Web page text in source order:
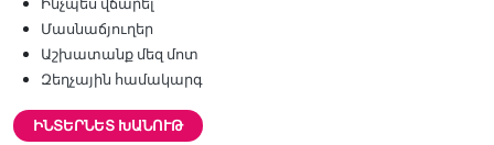
Մասնաճյուղեր
Աշխատանք մեզ մոտ
Զեղչային համակարգ
ԻՆՏԵՐՆԵՏ ԽԱՆՈՒԹ